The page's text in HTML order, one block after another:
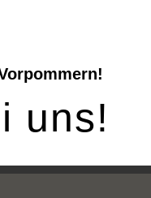
uns!